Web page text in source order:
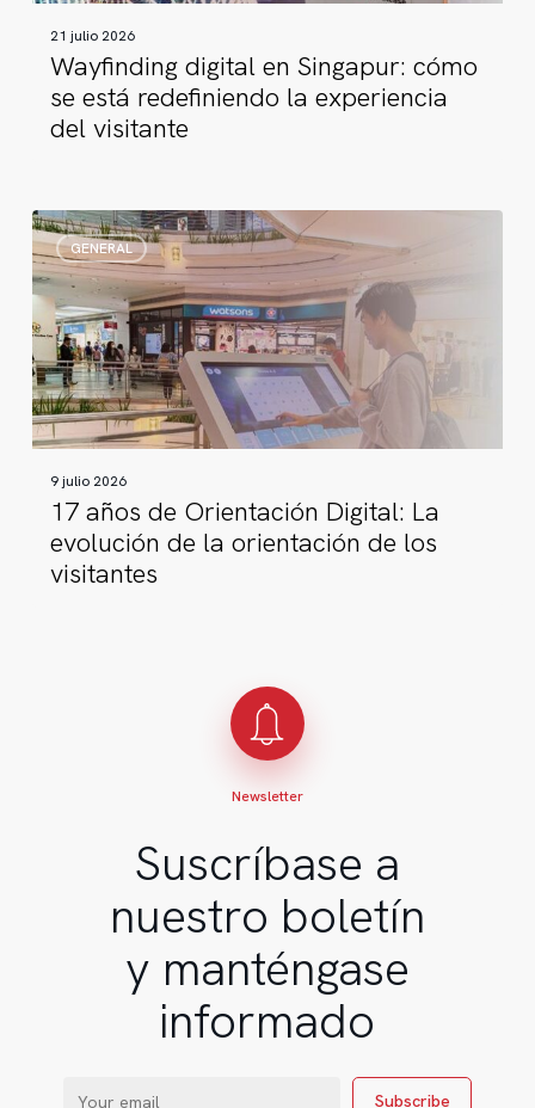
experiencia
del
visitante
21 julio 2026
Wayfinding digital en Singapur: cómo
se está redefiniendo la experiencia
del visitante
GENERAL
17
años
de
Orientación
Digital:
La
evolución
de
orientación
los
visitantes
9 julio 2026
17 años de Orientación Digital: La
evolución de la orientación de los
visitantes
Newsletter
Suscríbase a
nuestro boletín
y manténgase
informado